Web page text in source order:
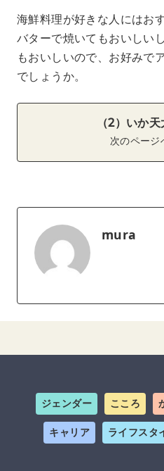
海鮮料理が好きな人にはお
バターで焼いてもおいしい
もおいしいので、お好みで
でしょうか。
（2）いか
次のページ
mura
ジェンダー こころ
キャリア ライフスタ